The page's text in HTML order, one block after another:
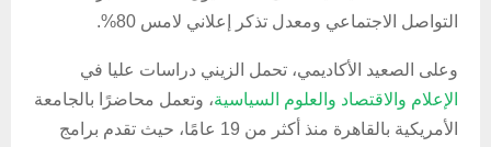
التواصل الاجتماعي ومعدل تذكر إعلاني لامس 80%.
​وعلى الصعيد الأكاديمي، تحمل الزيني دراسات عليا في
الإعلام والاقتصاد والعلوم السياسية، وتعمل محاضرًا بالجامعة
الأمريكية بالقاهرة منذ أكثر من 19 عامًا، حيث تقدم برامج